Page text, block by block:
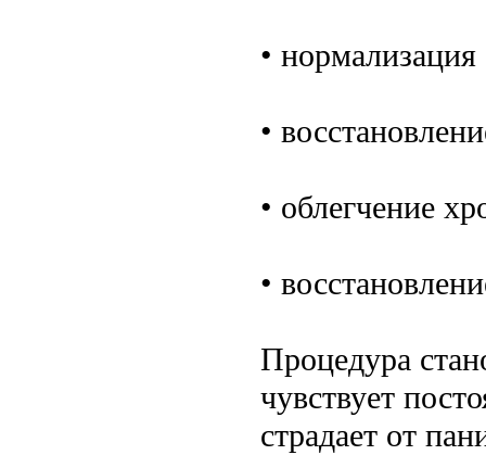
•
•
• облегчение
•
Процедура
чувствует
страдает от